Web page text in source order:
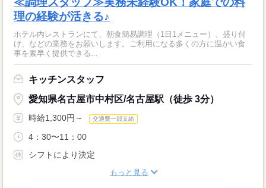
理の経験が活きる♪
ホテル内レストランにて、朝食簡易調理（1日1メニュー）、盛り付
け、などの業務をお願いします。ご利用になる多くの方に温かい食
事を素早く提供できる...
キッチンスタッフ
愛知県名古屋市中村区/名古屋駅（徒歩 3分）
時給1,300円～ 交通費一部支給
4：30〜11：00
シフトにより決定
もっと見る